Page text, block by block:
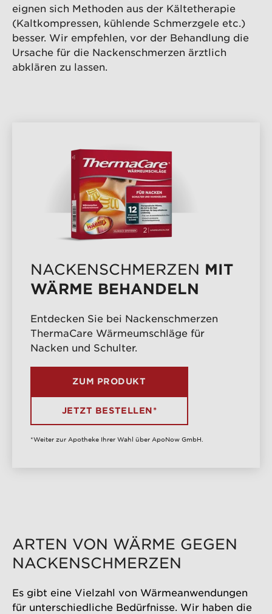
eignen sich Methoden aus der Kältetherapie
(Kaltkompressen, kühlende Schmerzgele etc.)
besser. Wir empfehlen, vor der Behandlung die
Ursache für die Nackenschmerzen ärztlich
abklären zu lassen.
NACKENSCHMERZEN MIT
WÄRME BEHANDELN
Entdecken Sie bei Nackenschmerzen
ThermaCare Wärmeumschläge für
Nacken und Schulter.
ZUM PRODUKT
JETZT BESTELLEN*
*Weiter zur Apotheke Ihrer Wahl über ApoNow GmbH.
ARTEN VON WÄRME GEGEN
NACKENSCHMERZEN
Es gibt eine Vielzahl von Wärmeanwendungen
für unterschiedliche Bedürfnisse. Wir haben die